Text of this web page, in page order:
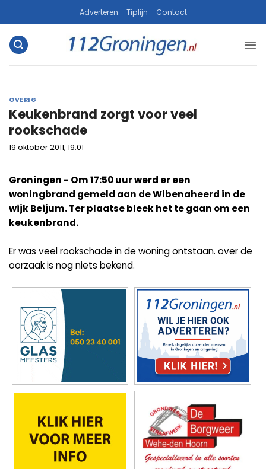
naar
inhoud
Adverteren Tiplijn Contact
OVERIG
Keukenbrand zorgt voor veel
rookschade
19 oktober 2011, 19:01
Groningen - Om 17:50 uur werd er een
woningbrand gemeld aan de Wibenaheerd in de
wijk Beijum. Ter plaatse bleek het te gaan om een
keukenbrand.
Er was veel rookschade in de woning ontstaan. over de
oorzaak is nog niets bekend.